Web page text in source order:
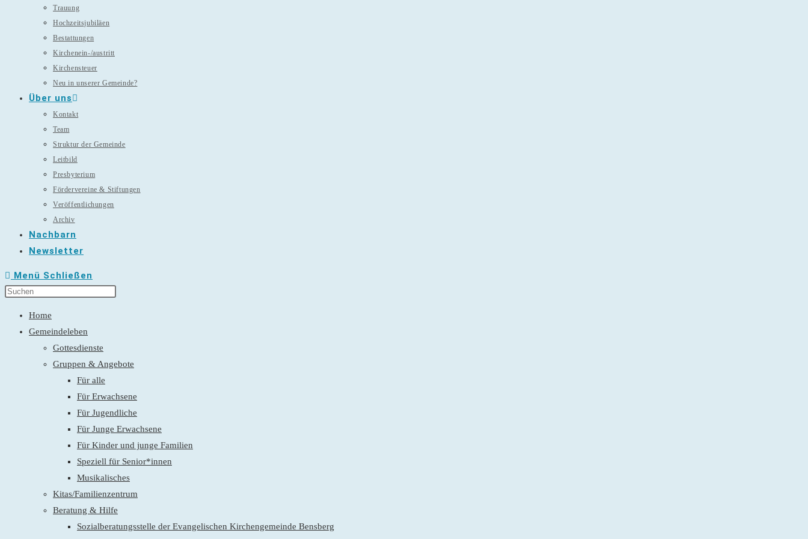
Trauung
Hochzeitsjubiläen
Bestattungen
Kirchenein-/austritt
Kirchensteuer
Neu in unserer Gemeinde?
Über uns
Kontakt
Team
Struktur der Gemeinde
Leitbild
Presbyterium
Fördervereine & Stiftungen
Veröffentlichungen
Archiv
Nachbarn
Newsletter
Menü Schließen
Home
Gemeindeleben
Gottesdienste
Gruppen & Angebote
Für alle
Für Erwachsene
Für Jugendliche
Für Junge Erwachsene
Für Kinder und junge Familien
Speziell für Senior*innen
Musikalisches
Kitas/Familienzentrum
Beratung & Hilfe
Sozialberatungsstelle der Evangelischen Kirchengemeinde Bensberg